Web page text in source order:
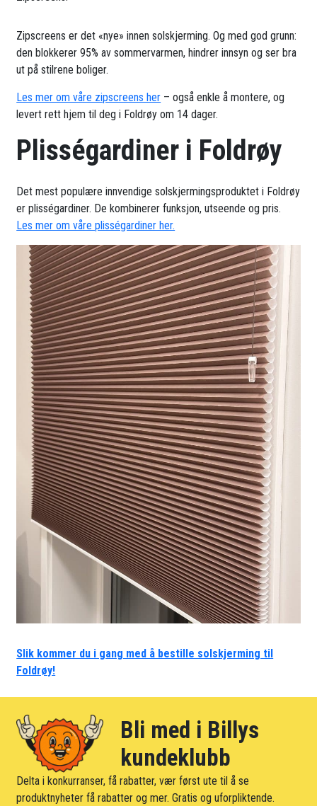
Zipscreens er det «nye» innen solskjerming. Og med god grunn:
den blokkerer 95% av sommervarmen, hindrer innsyn og ser bra
ut på stilrene boliger.
Les mer om våre zipscreens her – også enkle å montere, og
levert rett hjem til deg i Foldrøy om 14 dager.
Plisségardiner i Foldrøy
Det mest populære innvendige solskjermingsproduktet i Foldrøy
er plisségardiner. De kombinerer funksjon, utseende og pris.
Les mer om våre plisségardiner her.
Slik kommer du i gang med å bestille solskjerming til
Foldrøy!
Bli med i Billys
kundeklubb
Delta i konkurranser, få rabatter, vær først ute til å se
produktnyheter få rabatter og mer. Gratis og uforpliktende.